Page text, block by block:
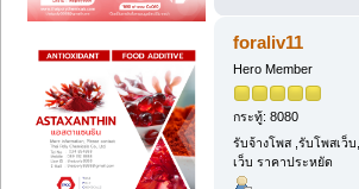
foraliv11
Hero Member
กระทู้: 8080
รับจ้างโพส ,รับโพสเว็
เว็บ ราคาประหยัด